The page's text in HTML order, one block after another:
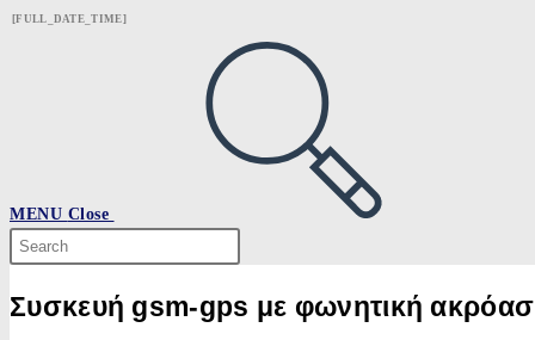
Skip
[FULL_DATE_TIME]
MENU Close
Search
this
website
Συσκευή gsm-gps με φωνητική